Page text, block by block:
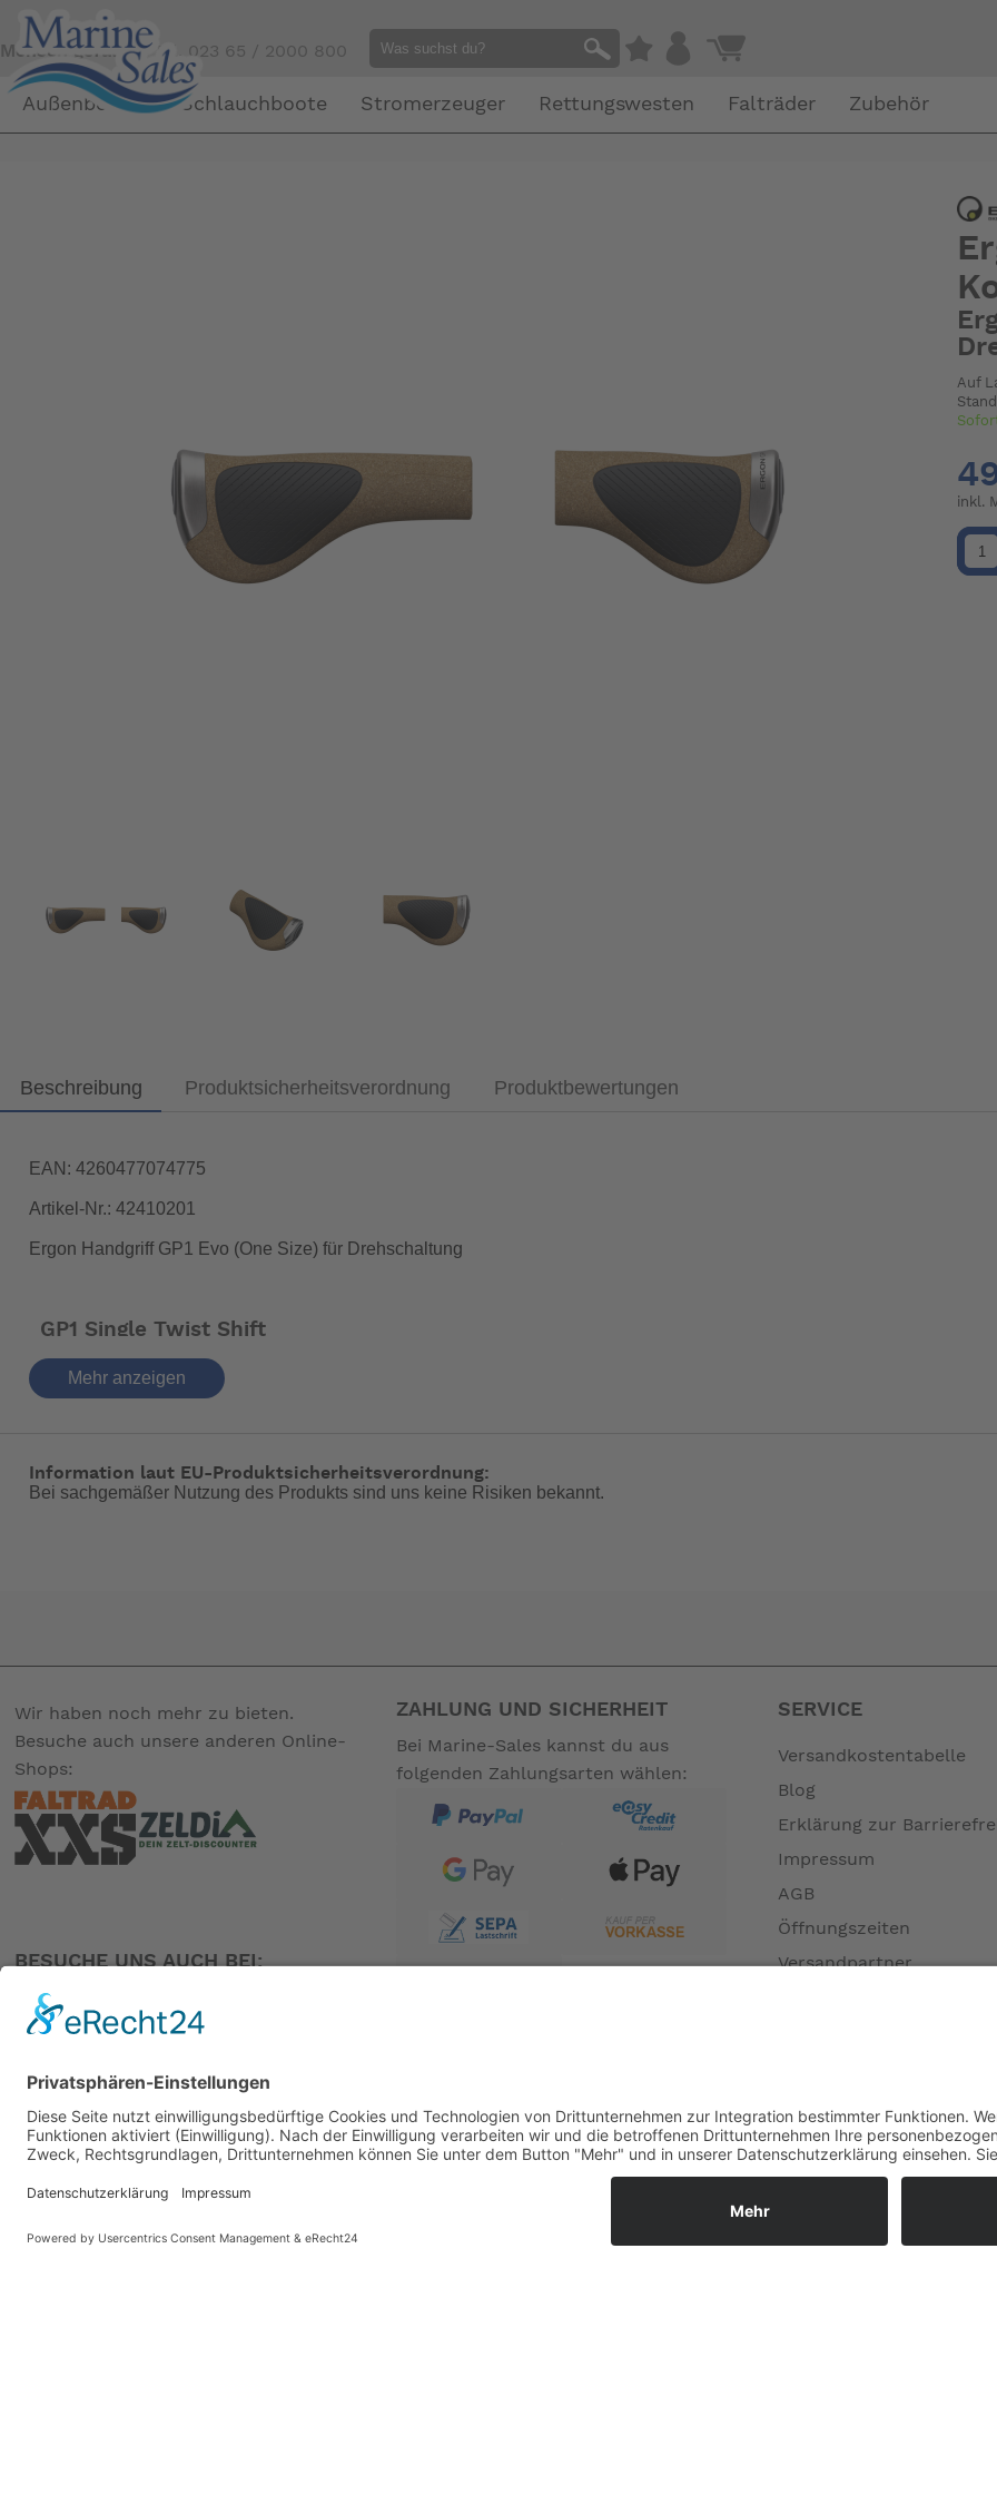
Mensch gefällig?Tel. 023 65 / 2000 800
Außenborder Schlauchboote Stromerzeuger Rettungswesten Falträder Zubehör
Auf
inkl.
Beschreibung Produktsicherheitsverordnung Produktbewertungen
EAN: 4260477074775
Artikel-Nr.: 42410201
Ergon Handgriff GP1 Evo (One Size) für Drehschaltung
GP1 Single Twist Shift
Das neue Komfort-Original in nachhaltiger Form
Schützt vor Abknicken des Handgelenks und möglichem Karpaltunnelsyndrom
Mehr anzeigen
Information laut EU-Produktsicherheitsverordnung:
Bei sachgemäßer Nutzung des Produkts sind uns keine Risiken bekannt.
Wir haben noch mehr zu bieten.
Besuche auch unsere anderen Online-
Shops:
BESUCHE UNS AUCH BEI:
PARTNER
ZAHLUNG UND SICHERHEIT
Bei Marine-Sales kannst du aus
folgenden Zahlungsarten wählen:
SERVICE
Versandkostentabelle
Blog
Erklärung zur
Impressum
AGB
Öffnungszeiten
Versandpartner
Widerrufsrecht MS
Widerrufsrecht bei